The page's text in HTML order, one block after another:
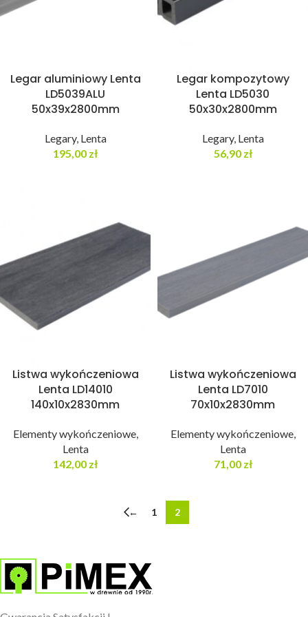
Legar aluminiowy Lenta
LD5039ALU
50x39x2800mm
Legary, Lenta
195,00 zł
Legar kompozytowy
Lenta LD5030
50x30x2800mm
Legary, Lenta
56,90 zł
Listwa wykończeniowa
Lenta LD14010
140x10x2830mm
Elementy wykończeniowe,
Lenta
142,00 zł
Listwa wykończeniowa
Lenta LD7010
70x10x2830mm
Elementy wykończeniowe,
Lenta
71,00 zł
← 1 2